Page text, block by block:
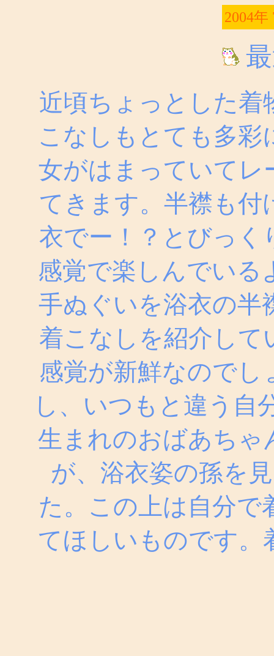
2004年
近頃ちょっとした着
こなしもとても多
女がはまっていてレ
てきます。半襟も付
衣でー！？とびっく
感覚で楽しんでいる
手ぬぐいを浴衣の半
着こなしを紹介して
感覚が新鮮なのでし
し、いつもと違う自
生まれのおばあちゃ
が、浴衣姿の孫を
た。この上は自分で
てほしいものです。